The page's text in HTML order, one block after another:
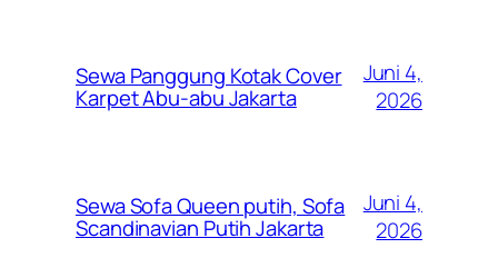
Sewa Panggung Kotak Cover
Karpet Abu-abu Jakarta
Juni 4,
2026
Sewa Sofa Queen putih, Sofa
Scandinavian Putih Jakarta
Juni 4,
2026